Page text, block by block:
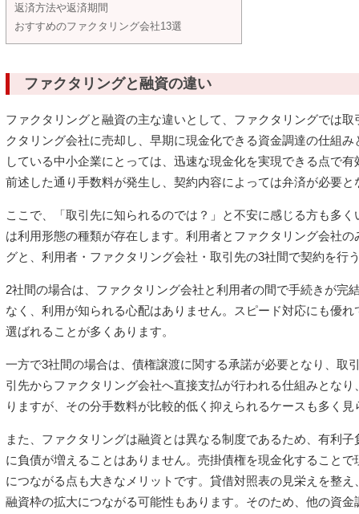
返済方法や返済期間
おすすめのファクタリング会社13選
ファクタリングと融資の違い
ファクタリングと融資の主な違いとして、ファクタリングでは
クタリング会社に売却し、早期に現金化できる資金調達の仕組
している中小企業にとっては、迅速な現金化を実現できる点で
前述した通り手数料が発生し、契約内容によっては弁済が必要
ここで、「取引先に知られるのでは？」と不安に感じる方も多
は利用形態の種類が存在します。利用者とファクタリング会社
グと、利用者・ファクタリング会社・取引先の3社間で契約を行
2社間の場合は、ファクタリング会社と利用者の間で手続きが完
なく、利用が知られる心配はありません。スピード対応にも優
選ばれることが多くあります。
一方で3社間の場合は、債権譲渡に関する承諾が必要となり、取
引先からファクタリング会社へ直接支払が行われる仕組みとな
りますが、その分手数料が比較的低く抑えられるケースも多く見
また、ファクタリングは融資とは異なる制度であるため、有利
に負債が増えることはありません。売掛債権を現金化すること
につながる点も大きなメリットです。貸借対照表の見栄えを整
融資枠の拡大につながる可能性もあります。そのため、他の資